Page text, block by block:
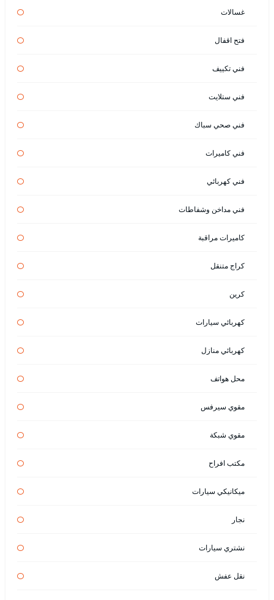
غسالات
فتح اقفال
فني تكييف
فني ستلايت
فني صحي سباك
فني كاميرات
فني كهربائي
فني مداخن وشفاطات
كاميرات مراقبة
كراج متنقل
كرين
كهربائي سيارات
كهربائي منازل
محل هواتف
مقوي سيرفس
مقوي شبكة
مكتب افراح
ميكانيكي سيارات
نجار
نشتري سيارات
نقل عفش